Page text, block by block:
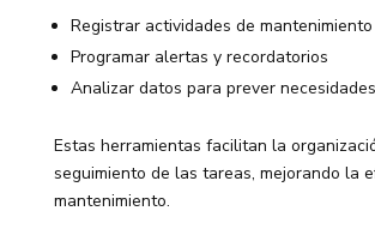
Registrar actividades de mantenimiento
Programar alertas y recordatorios
Analizar datos para prever
Estas herramientas facilitan la
seguimiento de las tareas, mejorando la
mantenimiento.